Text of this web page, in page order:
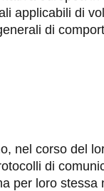
applicabili di
di
nel corso del
di
per loro stessa